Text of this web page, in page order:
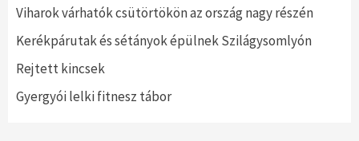
Viharok várhatók csütörtökön az ország nagy részén
Kerékpárutak és sétányok épülnek Szilágysomlyón
Rejtett kincsek
Gyergyói lelki fitnesz tábor